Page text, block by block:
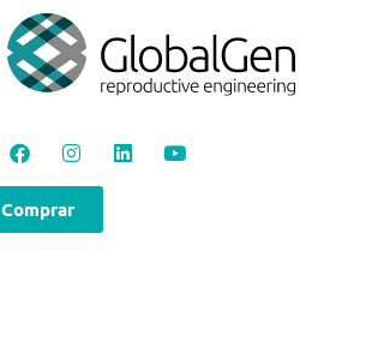
Comprar